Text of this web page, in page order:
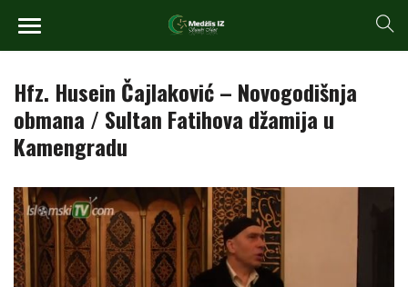
Hfz. Husein Čajlaković – Novogodišnja
obmana / Sultan Fatihova džamija u
Kamengradu